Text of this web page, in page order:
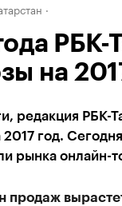
на
редакция РБК-
2017 год.
рынка онлайн-
продаж